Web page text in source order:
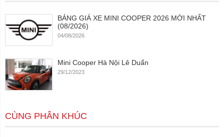
BẢNG GIÁ XE MINI COOPER 2026 MỚI NHẤT
(08/2026)
04/08/2026
Mini Cooper Hà Nội Lê Duẩn
29/12/2023
CÙNG PHÂN KHÚC